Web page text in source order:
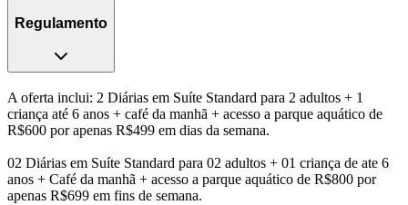
Regulamento
A oferta inclui: 2 Diárias em Suíte Standard para 2 adultos + 1
criança até 6 anos + café da manhã + acesso a parque aquático de
R$600 por apenas R$499 em dias da semana.
02 Diárias em Suíte Standard para 02 adultos + 01 criança de ate 6
anos + Café da manhã + acesso a parque aquático de R$800 por
apenas R$699 em fins de semana.